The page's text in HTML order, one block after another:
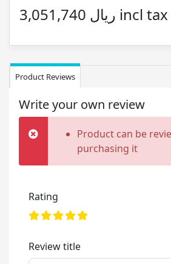
3,051,740 ریال incl tax
Product Reviews
Write your own review
Product can be
purchasing it
Rating
Review title